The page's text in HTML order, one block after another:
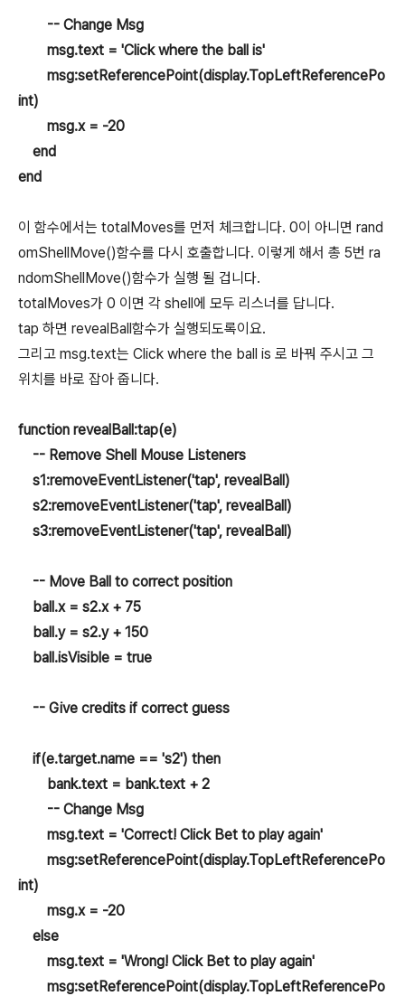
-- Change Msg
msg.text = 'Click where the ball is'
msg:setReferencePoint(display.TopLeftReferencePo
int)
msg.x = -20
end
end
이 함수에서는 totalMoves를 먼저 체크합니다. 0이 아니면 rand
omShellMove()함수를 다시 호출합니다. 이렇게 해서 총 5번 ra
ndomShellMove()함수가 실행 될 겁니다.
totalMoves가 0 이면 각 shell에 모두 리스너를 답니다.
tap 하면 revealBall함수가 실행되도록이요.
그리고 msg.text는 Click where the ball is 로 바꿔 주시고 그
위치를 바로 잡아 줍니다.
function revealBall:tap(e)
-- Remove Shell Mouse Listeners
s1:removeEventListener('tap', revealBall)
s2:removeEventListener('tap', revealBall)
s3:removeEventListener('tap', revealBall)
-- Move Ball to correct position
ball.x = s2.x + 75
ball.y = s2.y + 150
ball.isVisible = true
-- Give credits if correct guess
if(e.target.name == 's2') then
bank.text = bank.text + 2
-- Change Msg
msg.text = 'Correct! Click Bet to play again'
msg:setReferencePoint(display.TopLeftReferencePo
int)
msg.x = -20
else
msg.text = 'Wrong! Click Bet to play again'
msg:setReferencePoint(display.TopLeftReferencePo